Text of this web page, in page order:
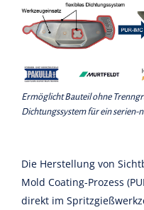
Ermöglicht Bauteil ohne
Dichtungssystem für ein
Die Herstellung von
Mold Coating-Prozess
direkt im